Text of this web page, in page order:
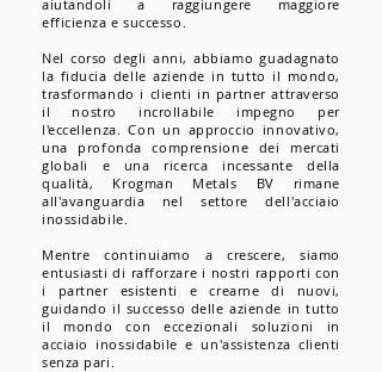
aiutandoli a raggiungere maggiore
efficienza e successo.
Nel corso degli anni, abbiamo guadagnato
la fiducia delle aziende in tutto il mondo,
trasformando i clienti in partner attraverso
il nostro incrollabile impegno per
l'eccellenza. Con un approccio innovativo,
una profonda comprensione dei mercati
globali e una ricerca incessante della
qualità, Krogman Metals BV rimane
all'avanguardia nel settore dell'acciaio
inossidabile.
Mentre continuiamo a crescere, siamo
entusiasti di rafforzare i nostri rapporti con
i partner esistenti e crearne di nuovi,
guidando il successo delle aziende in tutto
il mondo con eccezionali soluzioni in
acciaio inossidabile e un'assistenza clienti
senza pari.